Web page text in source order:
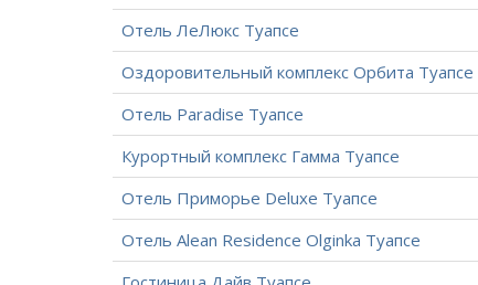
Отель ЛеЛюкс Туапсе
Оздоровительный комплекс Орбита Туапсе
Отель Paradise Туапсе
Курортный комплекс Гамма Туапсе
Отель Приморье Deluxe Туапсе
Отель Alean Residence Olginka Туапсе